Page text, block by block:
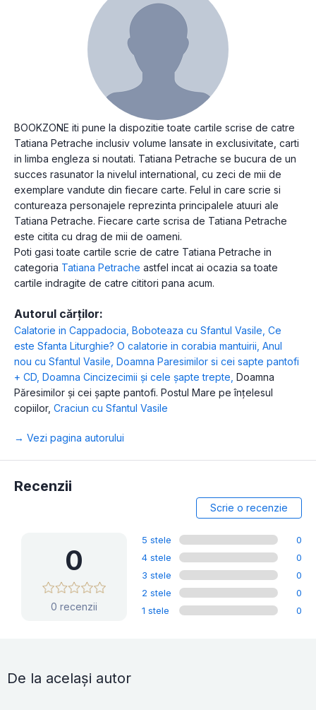
BOOKZONE iti pune la dispozitie toate cartile scrise de catre
Tatiana Petrache inclusiv volume lansate in exclusivitate, carti
in limba engleza si noutati. Tatiana Petrache se bucura de un
succes rasunator la nivelul international, cu zeci de mii de
exemplare vandute din fiecare carte. Felul in care scrie si
contureaza personajele reprezinta principalele atuuri ale
Tatiana Petrache. Fiecare carte scrisa de Tatiana Petrache
este citita cu drag de mii de oameni.
Poti gasi toate cartile scrie de catre Tatiana Petrache in
categoria Tatiana Petrache astfel incat ai ocazia sa toate
cartile indragite de catre cititori pana acum.
Autorul cărților:
Calatorie in Cappadocia Boboteaza cu Sfantul Vasile Ce
este Sfanta Liturghie? O calatorie in corabia mantuirii Anul
nou cu Sfantul Vasile Doamna Paresimilor si cei sapte pantofi
+ CD Doamna Cincizecimii și cele șapte trepte Doamna
Păresimilor și cei șapte pantofi. Postul Mare pe înțelesul
copiilor, Craciun cu Sfantul Vasile
→ Vezi pagina autorului
Recenzii
Scrie o recenzie
0
0 recenzii
5 stele
0
4 stele
0
3 stele
0
2 stele
0
1 stele
0
De la același autor